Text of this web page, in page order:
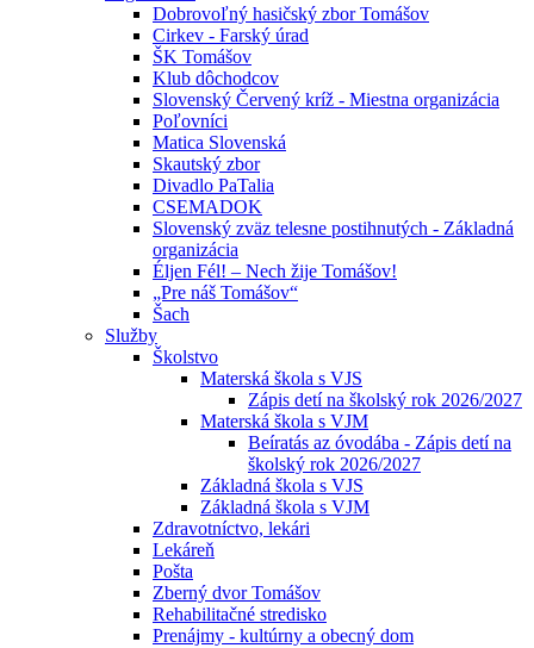
Dobrovoľný hasičský zbor Tomášov
Cirkev - Farský úrad
ŠK Tomášov
Klub dôchodcov
Slovenský Červený kríž - Miestna organizácia
Poľovníci
Matica Slovenská
Skautský zbor
Divadlo PaTalia
CSEMADOK
Slovenský zväz telesne postihnutých - Základná
organizácia
Éljen Fél! – Nech žije Tomášov!
„Pre náš Tomášov“
Šach
Služby
Školstvo
Materská škola s VJS
Zápis detí na školský rok 2026/2027
Materská škola s VJM
Beíratás az óvodába - Zápis detí na
školský rok 2026/2027
Základná škola s VJS
Základná škola s VJM
Zdravotníctvo, lekári
Lekáreň
Pošta
Zberný dvor Tomášov
Rehabilitačné stredisko
Prenájmy - kultúrny a obecný dom